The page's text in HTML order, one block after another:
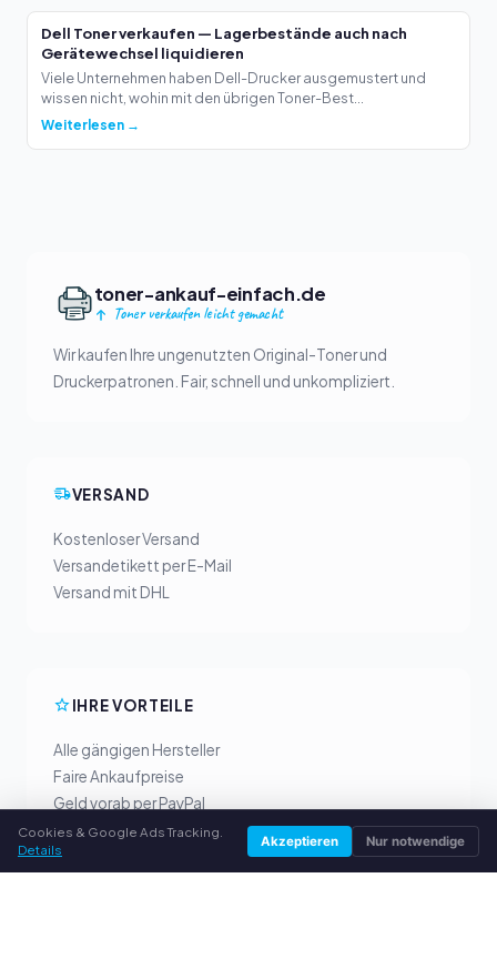
Dell Toner verkaufen — Lagerbestände auch nach
Gerätewechsel liquidieren
Viele Unternehmen haben Dell-Drucker ausgemustert und
wissen nicht, wohin mit den übrigen Toner-Best...
Weiterlesen →
toner-ankauf-einfach.de
Toner verkaufen leicht gemacht
Wir kaufen Ihre ungenutzten Original-Toner und
Druckerpatronen. Fair, schnell und unkompliziert.
VERSAND
Kostenloser Versand
Versandetikett per E-Mail
Versand mit DHL
IHRE VORTEILE
Alle gängigen Hersteller
Faire Ankaufpreise
Geld vorab per PayPal
Persönliche Beratung
Cookies & Google Ads Tracking.
Details
Akzeptieren Nur notwendige